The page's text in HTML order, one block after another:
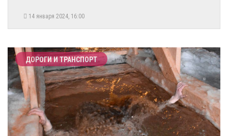
14 января 2024, 16:00
ДОРОГИ И ТРАНСПОРТ